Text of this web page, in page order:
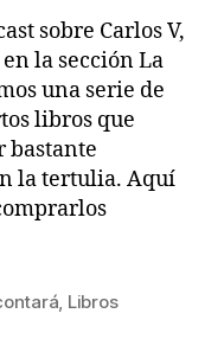
sobre Carlos V,
la sección La
una serie de
libros que
bastante
la tertulia. Aquí
, Libros